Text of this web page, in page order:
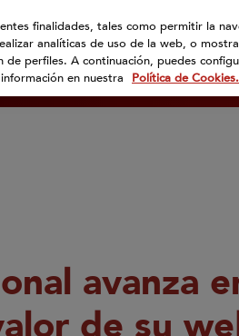
¿Quiénes somos? Marcas
avanza
finalidades, tales como permitir la
analíticas de uso de la web, o
perfiles. A continuación, puedes
en nuestra
Política de Cookies.